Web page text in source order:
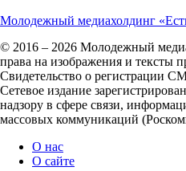
Молодежный медиахолдинг
© 2016 – 2026 Молодежный
права на изображения и тексты
Свидетельство о регистрации
Сетевое издание
надзору в сфере связи,
массовых коммуникаций
О нас
О сайте